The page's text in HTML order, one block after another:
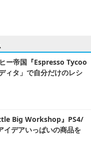
ー帝国『Espresso Tycoo
ィタ」で自分だけのレシ
Big Workshop』PS4/
デアいっぱいの商品を